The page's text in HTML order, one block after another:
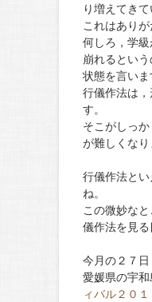
り増えてきて
これはありが
何しろ，学級
崩れるとい
状態を言いま
行儀作法は
す。
そこがしっ
が難しくなり
行儀作法と
ね。
この微妙な
儀作法を見る
今月の２７日
愛媛県の宇和
ィバル２０１